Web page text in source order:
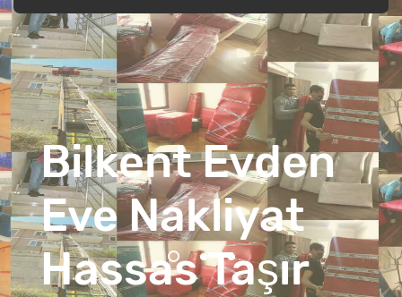
Bilkent Evden
Eve Nakliyat
Hassas Taşır